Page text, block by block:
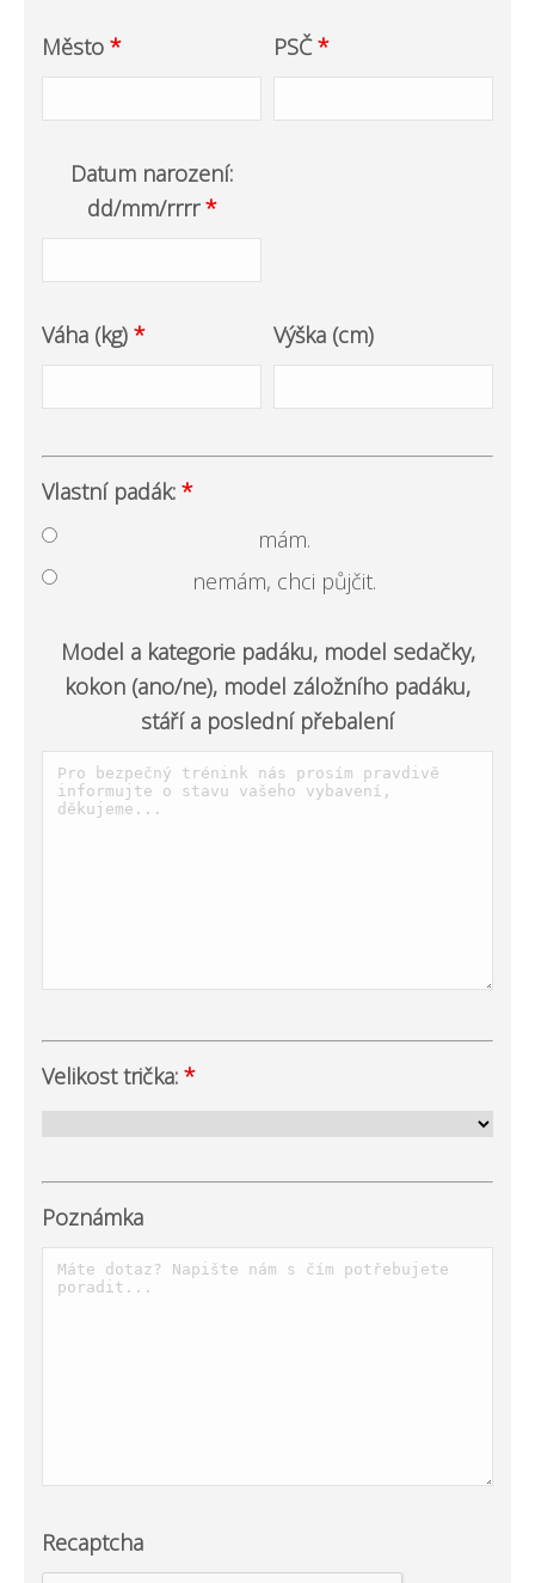
Město * PSČ*
Datum narození:
dd/mm/rrrr*
Váha (kg) * Výška (cm)
Vlastní padák: *
mám.
nemám, chci půjčit.
Model a kategorie padáku, model sedačky,
kokon (ano/ne), model záložního padáku,
stáří a poslední přebalení
Velikost trička: *
Poznámka
Recaptcha